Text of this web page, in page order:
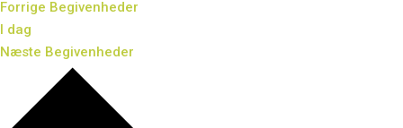
Forrige Begivenheder
I dag
Næste Begivenheder